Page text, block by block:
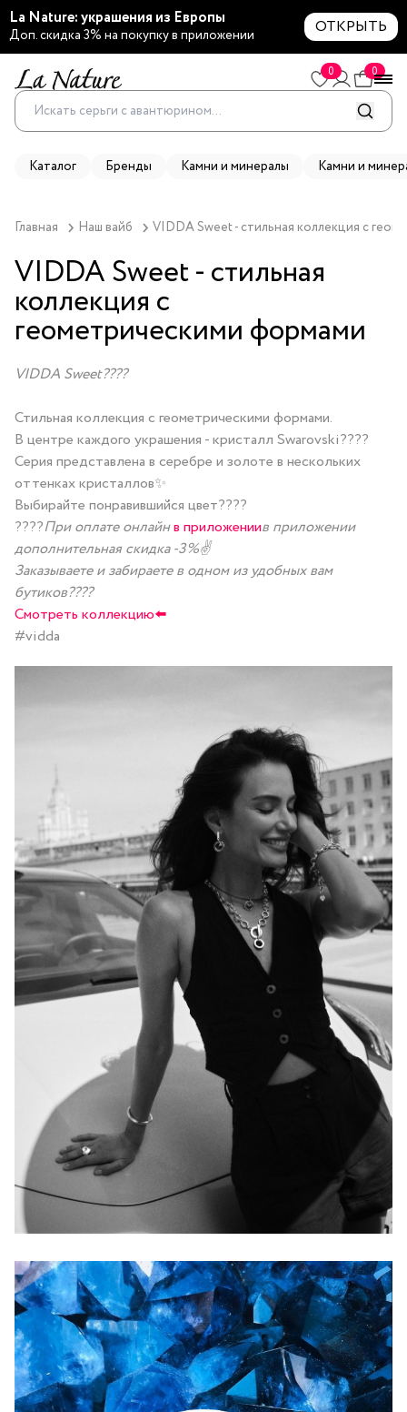
La Nature: украшения из Европы
Доп. скидка 3% на покупку в приложении ОТКРЫТЬ
0 0
Каталог Бренды Камни и минералы Камни и
Главная Наш вайб VIDDA Sweet - стильная коллекция с
VIDDA Sweet - стильная
коллекция с
геометрическими формами
VIDDA Sweet????
Стильная коллекция с геометрическими формами.
В центре каждого украшения - кристалл Swarovski????
Серия представлена в серебре и золоте в нескольких
оттенках кристаллов✨
Выбирайте понравившийся цвет????
????При оплате онлайнв приложениив приложении
дополнительная скидка -3%✌️
Заказываете и забираете в одном из удобных вам
бутиков????
Смотреть коллекцию⬅️
#vidda